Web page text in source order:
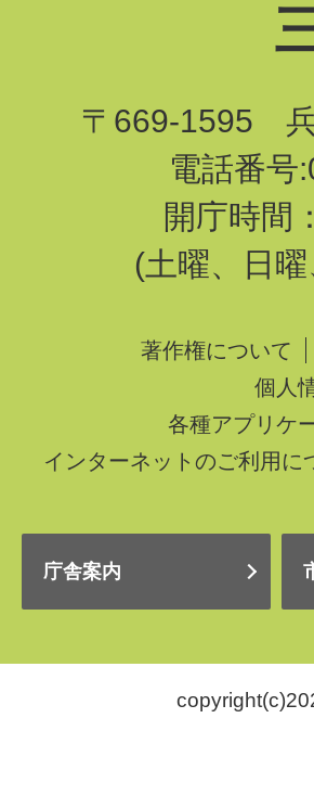
〒669-1595
電話番号
開庁時間
(土曜、日
著作権について
個人
各種アプリケ
インターネットのご利用に
庁舎案内